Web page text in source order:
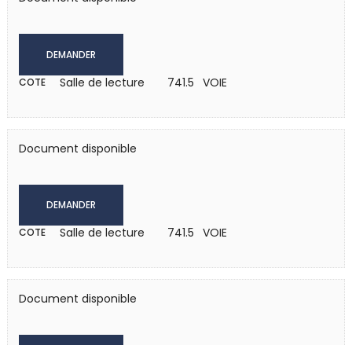
DEMANDER
COTE Salle de lecture 741.5 VOIE
Document disponible
DEMANDER
COTE Salle de lecture 741.5 VOIE
Document disponible